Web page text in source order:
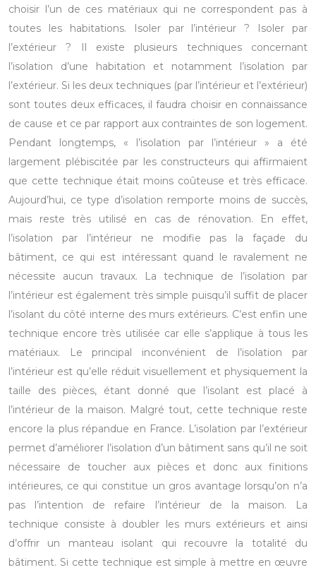
choisir l’un de ces matériaux qui ne correspondent pas à
toutes les habitations. Isoler par l’intérieur ? Isoler par
l’extérieur ? Il existe plusieurs techniques concernant
l’isolation d’une habitation et notamment l’isolation par
l’extérieur. Si les deux techniques (par l’intérieur et l’extérieur)
sont toutes deux efficaces, il faudra choisir en connaissance
de cause et ce par rapport aux contraintes de son logement.
Pendant longtemps, « l’isolation par l’intérieur » a été
largement plébiscitée par les constructeurs qui affirmaient
que cette technique était moins coûteuse et très efficace.
Aujourd’hui, ce type d’isolation remporte moins de succès,
mais reste très utilisé en cas de rénovation. En effet,
l’isolation par l’intérieur ne modifie pas la façade du
bâtiment, ce qui est intéressant quand le ravalement ne
nécessite aucun travaux. La technique de l’isolation par
l’intérieur est également très simple puisqu’il suffit de placer
l’isolant du côté interne des murs extérieurs. C’est enfin une
technique encore très utilisée car elle s’applique à tous les
matériaux. Le principal inconvénient de l’isolation par
l’intérieur est qu’elle réduit visuellement et physiquement la
taille des pièces, étant donné que l’isolant est placé à
l’intérieur de la maison. Malgré tout, cette technique reste
encore la plus répandue en France. L’isolation par l’extérieur
permet d’améliorer l’isolation d’un bâtiment sans qu’il ne soit
nécessaire de toucher aux pièces et donc aux finitions
intérieures, ce qui constitue un gros avantage lorsqu’on n’a
pas l’intention de refaire l’intérieur de la maison. La
technique consiste à doubler les murs extérieurs et ainsi
d’offrir un manteau isolant qui recouvre la totalité du
bâtiment. Si cette technique est simple à mettre en œuvre